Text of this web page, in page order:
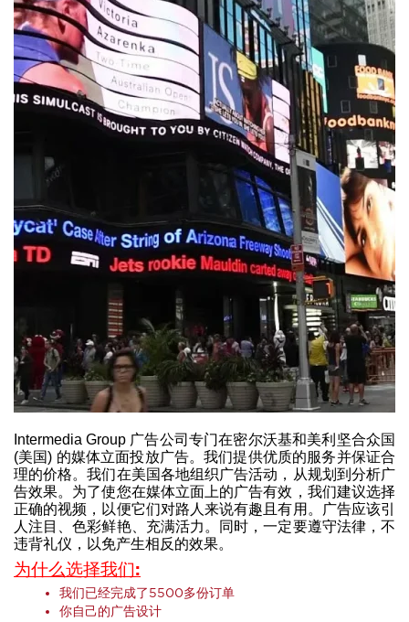
Intermedia Group 广告公司专门在密尔沃基和美利坚合众国
(美国) 的媒体立面投放广告。我们提供优质的服务并保证合
理的价格。我们在美国各地组织广告活动，从规划到分析广
告效果。为了使您在媒体立面上的广告有效，我们建议选择
正确的视频，以便它们对路人来说有趣且有用。广告应该引
人注目、色彩鲜艳、充满活力。同时，一定要遵守法律，不
违背礼仪，以免产生相反的效果。
为什么选择我们:
我们已经完成了5500多份订单
你自己的广告设计